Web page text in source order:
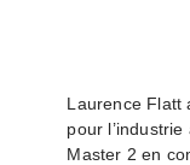
Laurence Flatt
pour
Master 2 en